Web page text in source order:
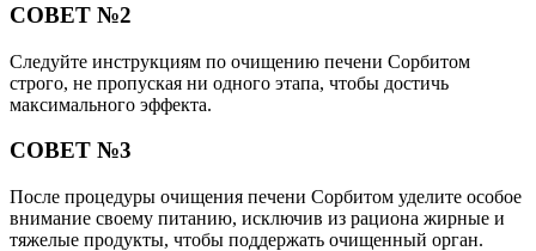
СОВЕТ №2
Следуйте инструкциям по очищению печени Сорбитом
строго, не пропуская ни одного этапа, чтобы достичь
максимального эффекта.
СОВЕТ №3
После процедуры очищения печени Сорбитом уделите особое
внимание своему питанию, исключив из рациона жирные и
тяжелые продукты, чтобы поддержать очищенный орган.